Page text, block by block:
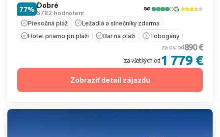
Dobré
5782 hodnotení
77%
Piesočná pláž
Ležadlá a slnečníky zdarma
Hotel priamo pri pláži
Bar na pláži Tobogány
za os. od 890 €
za všetkých od 1 779 €
Zobraziť detail zájazdu